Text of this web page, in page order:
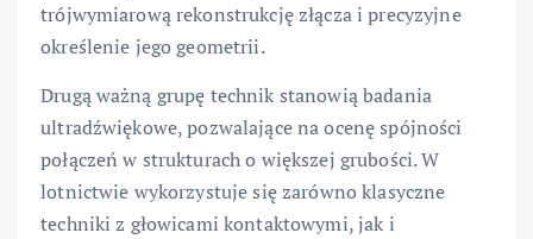
trójwymiarową rekonstrukcję złącza i precyzyjne
określenie jego geometrii.
Drugą ważną grupę technik stanowią badania
ultradźwiękowe, pozwalające na ocenę spójności
połączeń w strukturach o większej grubości. W
lotnictwie wykorzystuje się zarówno klasyczne
techniki z głowicami kontaktowymi, jak i